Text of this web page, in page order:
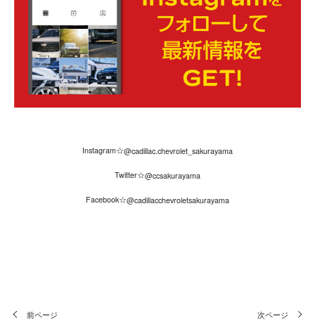
Instagram☆@cadillac.chevrolet_sakurayama
Twitter☆@ccsakurayama
Facebook☆@cadillacchevroletsakurayama
前ページ 次ページ